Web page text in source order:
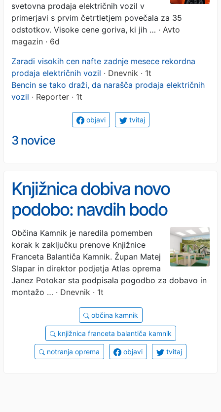
svetovna prodaja električnih vozil v
primerjavi s prvim četrtletjem povečala za 35
odstotkov. Visoke cene goriva, ki jih … · Avto
magazin · 6d
Zaradi visokih cen nafte zadnje mesece rekordna
prodaja električnih vozil · Dnevnik · 1t
Bencin se tako draži, da narašča prodaja električnih
vozil · Reporter · 1t
objavi tvitaj
3 novice
Knjižnica dobiva novo
podobo: navdih bodo
kamniške gore in Velika
planina
Občina Kamnik je naredila pomemben
korak k zaključku prenove Knjižnice
Franceta Balantiča Kamnik. Župan Matej
Slapar in direktor podjetja Atlas oprema
Janez Potokar sta podpisala pogodbo za dobavo in
montažo … · Dnevnik · 1t
občina kamnik
knjižnica franceta balantiča kamnik
notranja oprema objavi tvitaj